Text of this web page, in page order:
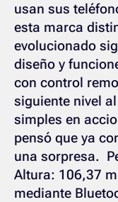
usan sus
esta marca
evolucionado
diseño y
con control
siguiente nivel
simples en
pensó que ya
una sorpresa.
Altura: 106,37
mediante